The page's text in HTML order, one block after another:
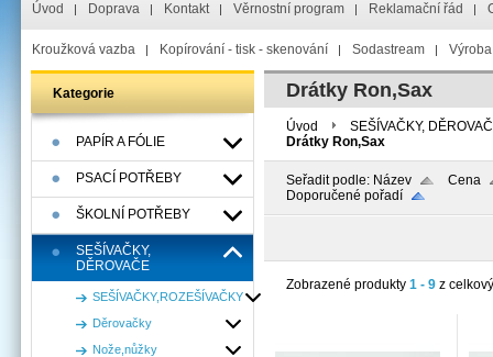
Úvod Doprava Kontakt Věrnostní program Reklamační řád
Kroužková vazba Kopírování - tisk - skenování Sodastream
Kategorie
PAPÍR A FÓLIE
PSACÍ POTŘEBY
ŠKOLNÍ POTŘEBY
SEŠÍVAČKY,
DĚROVAČE
SEŠÍVAČKY,ROZEŠÍVAČKY
Děrovačky
Nože,nůžky
Drátky Ron,Sax
Úvod
SEŠÍVAČKY,
Drátky Ron,Sax
Seřadit podle: Název
Cena
Doporučené pořadí
Zobrazené produkty 1 - 9 z